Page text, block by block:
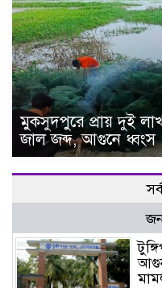
মুকসুদপুরে প্রায় দুই লাখ
জাল জব্দ, আগুনে ধ্বংস